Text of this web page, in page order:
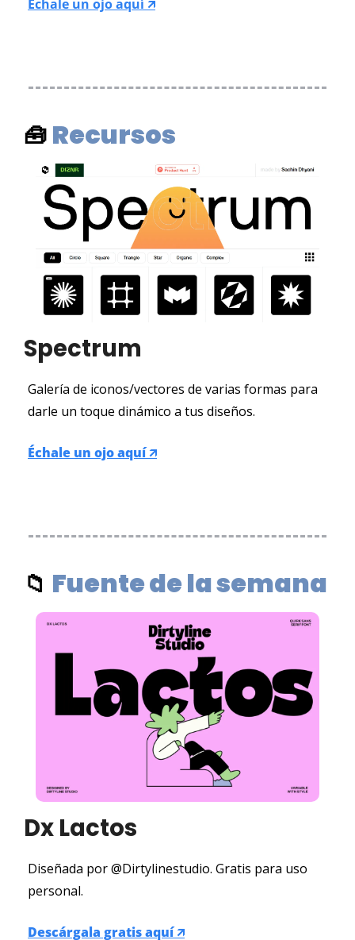
Échale un ojo aquí 🡭
🧰 Recursos
Spectrum
Galería de iconos/vectores de varias formas para
darle un toque dinámico a tus diseños.
Échale un ojo aquí 🡭
📁 Fuente de la semana
Dx Lactos
Diseñada por @Dirtylinestudio. Gratis para uso
personal.
Descárgala gratis aquí 🡭